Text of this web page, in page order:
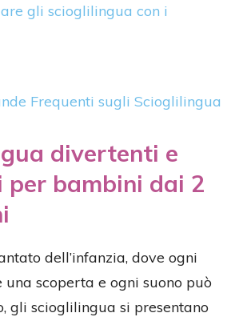
gli scioglilingua con i
Frequenti sugli Scioglilingua
divertenti e
per bambini dai 2
dell’infanzia, dove ogni
scoperta e ogni suono può
gli scioglilingua si presentano